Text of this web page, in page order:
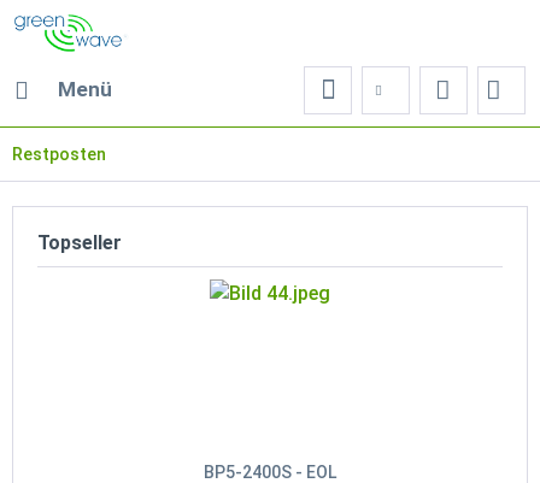
Menü
Restposten
Topseller
BP5-2400S - EOL